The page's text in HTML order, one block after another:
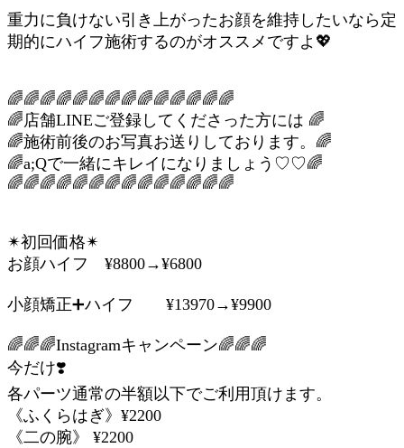
重力に負けない引き上がったお顔を維持したいなら定
期的にハイフ施術するのがオススメですよ💖
🌈🌈🌈🌈🌈🌈🌈🌈🌈🌈🌈🌈🌈🌈
🌈店舗LINEご登録してくださった方には 🌈
🌈施術前後のお写真お送りしております。🌈
🌈a;Qで一緒にキレイになりましょう♡♡🌈
🌈🌈🌈🌈🌈🌈🌈🌈🌈🌈🌈🌈🌈🌈
✴︎初回価格✴︎
お顔ハイフ ¥8800→¥6800
小顔矯正➕ハイフ ¥13970→¥9900
🌈🌈🌈Instagramキャンペーン🌈🌈🌈
今だけ❣️
各パーツ通常の半額以下でご利用頂けます。
《ふくらはぎ》¥2200
《二の腕》 ¥2200